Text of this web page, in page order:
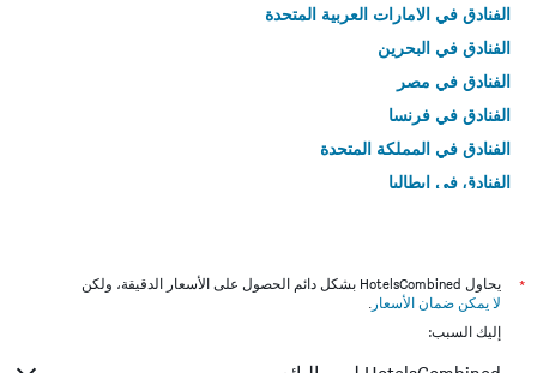
الفنادق في الامارات العربية المتحدة
الفنادق في البحرين
الفنادق في مصر
الفنادق في فرنسا
الفنادق في المملكة المتحدة
الفنادق في إيطاليا
*
يحاول HotelsCombined بشكل دائم الحصول على الأسعار الدقيقة، ولكن
لا يمكن ضمان الأسعار .
إليك السبب: